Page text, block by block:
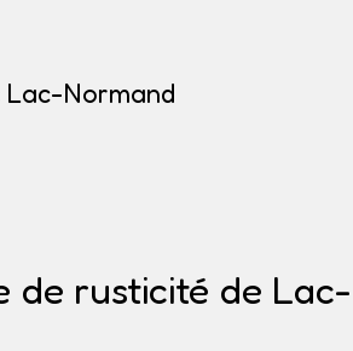
Lac-Normand
de rusticité de Lac-